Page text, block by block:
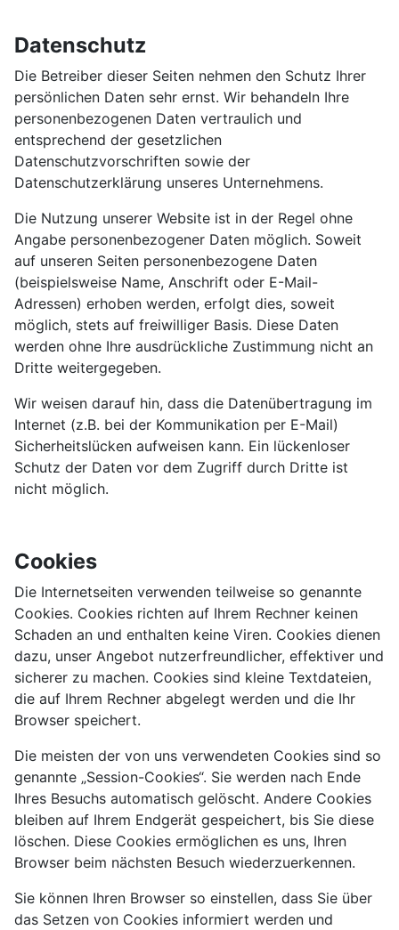
Datenschutz
Die Betreiber dieser Seiten nehmen den Schutz Ihrer
persönlichen Daten sehr ernst. Wir behandeln Ihre
personenbezogenen Daten vertraulich und
entsprechend der gesetzlichen
Datenschutzvorschriften sowie der
Datenschutzerklärung unseres Unternehmens.
Die Nutzung unserer Website ist in der Regel ohne
Angabe personenbezogener Daten möglich. Soweit
auf unseren Seiten personenbezogene Daten
(beispielsweise Name, Anschrift oder E-Mail-
Adressen) erhoben werden, erfolgt dies, soweit
möglich, stets auf freiwilliger Basis. Diese Daten
werden ohne Ihre ausdrückliche Zustimmung nicht an
Dritte weitergegeben.
Wir weisen darauf hin, dass die Datenübertragung im
Internet (z.B. bei der Kommunikation per E-Mail)
Sicherheitslücken aufweisen kann. Ein lückenloser
Schutz der Daten vor dem Zugriff durch Dritte ist
nicht möglich.
Cookies
Die Internetseiten verwenden teilweise so genannte
Cookies. Cookies richten auf Ihrem Rechner keinen
Schaden an und enthalten keine Viren. Cookies dienen
dazu, unser Angebot nutzerfreundlicher, effektiver und
sicherer zu machen. Cookies sind kleine Textdateien,
die auf Ihrem Rechner abgelegt werden und die Ihr
Browser speichert.
Die meisten der von uns verwendeten Cookies sind so
genannte „Session-Cookies“. Sie werden nach Ende
Ihres Besuchs automatisch gelöscht. Andere Cookies
bleiben auf Ihrem Endgerät gespeichert, bis Sie diese
löschen. Diese Cookies ermöglichen es uns, Ihren
Browser beim nächsten Besuch wiederzuerkennen.
Sie können Ihren Browser so einstellen, dass Sie über
das Setzen von Cookies informiert werden und